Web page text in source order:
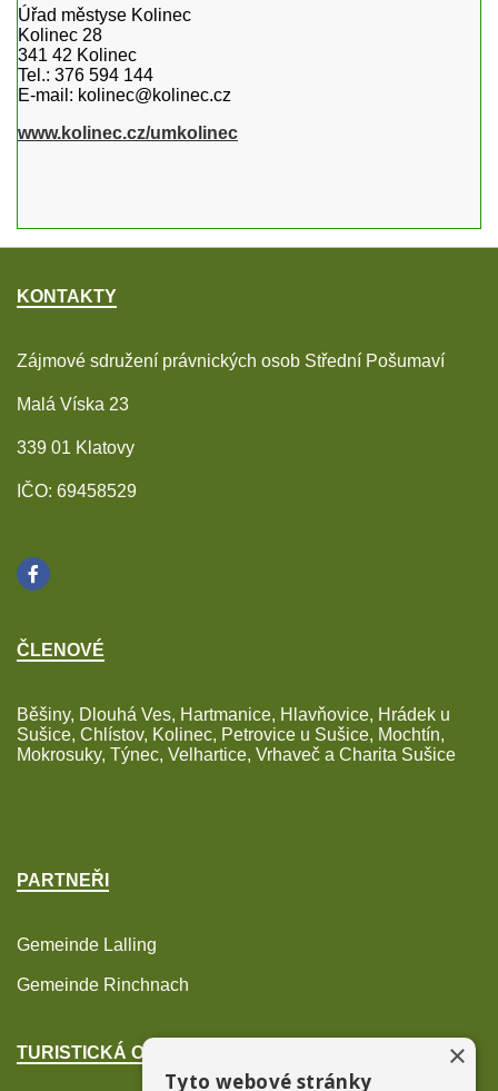
Úřad městyse Kolinec
Kolinec 28
341 42 Kolinec
Tel.: 376 594 144
E-mail: kolinec@kolinec.cz
www.kolinec.cz/umkolinec
KONTAKTY
Zájmové sdružení právnických osob Střední Pošumaví
Malá Víska 23
339 01 Klatovy
IČO: 69458529
ČLENOVÉ
Běšiny, Dlouhá Ves, Hartmanice, Hlavňovice, Hrádek u
Sušice, Chlístov, Kolinec, Petrovice u Sušice, Mochtín,
Mokrosuky, Týnec, Velhartice, Vrhaveč a Charita Sušice
PARTNEŘI
Gemeinde Lalling
Gemeinde Rinchnach
TURISTICKÁ OBLAST POŠUMAVÍ ×
Tyto webové stránky